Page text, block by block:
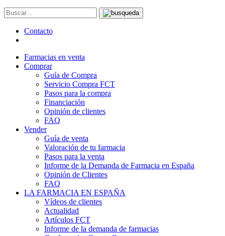
Contacto
Farmacias en venta
Comprar
Guía de Compra
Servicio Compra FCT
Pasos para la compra
Financiación
Opinión de clientes
FAQ
Vender
Guía de venta
Valoración de tu farmacia
Pasos para la venta
Informe de la Demanda de Farmacia en España
Opinión de Clientes
FAQ
LA FARMACIA EN ESPAÑA
Vídeos de clientes
Actualidad
Artículos FCT
Informe de la demanda de farmacias